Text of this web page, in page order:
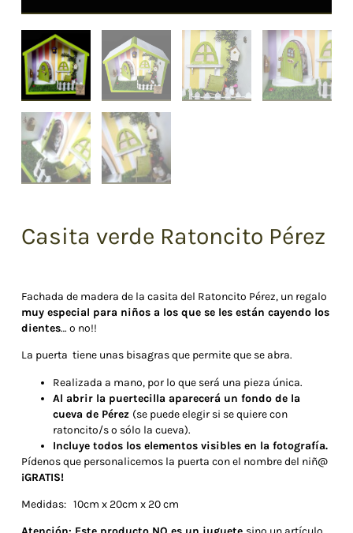
Casita verde Ratoncito Pérez
Fachada de madera de la casita del Ratoncito Pérez, un regalo
muy especial para niños a los que se les están cayendo los
dientes… o no!!
La puerta tiene unas bisagras que permite que se abra.
Realizada a mano, por lo que será una pieza única.
Al abrir la puertecilla aparecerá un fondo de la
cueva de Pérez (se puede elegir si se quiere con
ratoncito/s o sólo la cueva).
Incluye todos los elementos visibles en la fotografía.
Pídenos que personalicemos la puerta con el nombre del niñ@
¡GRATIS!
Medidas: 10cm x 20cm x 20 cm